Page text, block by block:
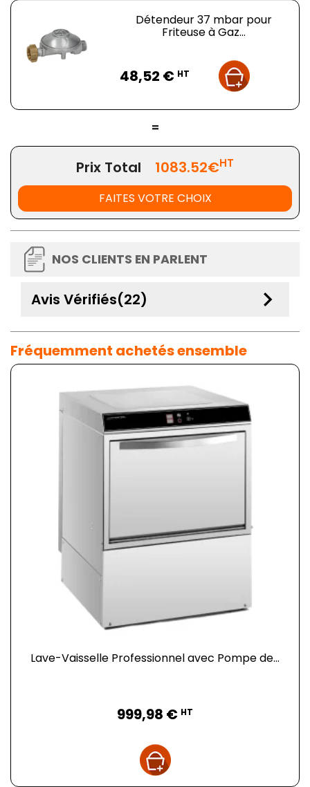
Détendeur 37 mbar pour
Friteuse à Gaz...
48,52 € HT
=
Prix Total 1083.52€HT
FAITES VOTRE CHOIX
NOS CLIENTS EN PARLENT
Avis Vérifiés(22) keyboard_arrow_down
Fréquemment achetés ensemble
Lave-Vaisselle Professionnel avec Pompe de...
999,98 € HT